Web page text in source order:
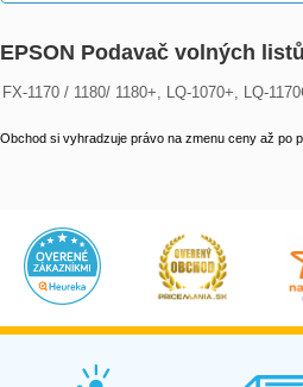
EPSON Podavač volných
FX-1170 / 1180/ 1180+, LQ-1070+, LQ-
Obchod si vyhradzuje právo na zmenu ceny až po